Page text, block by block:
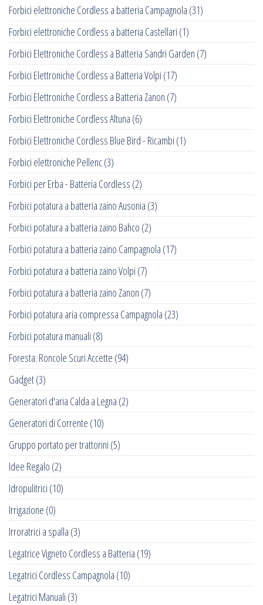
Forbici elettroniche Cordless a batteria Campagnola (31)
Forbici elettroniche Cordless a batteria Castellari (1)
Forbici Elettroniche Cordless a Batteria Sandri Garden (7)
Forbici Elettroniche Cordless a Batteria Volpi (17)
Forbici Elettroniche Cordless a Batteria Zanon (7)
Forbici Elettroniche Cordless Altuna (6)
Forbici Elettroniche Cordless Blue Bird - Ricambi (1)
Forbici elettroniche Pellenc(3)
Forbici per Erba - Batteria Cordless (2)
Forbici potatura a batteria zaino Ausonia (3)
Forbici potatura a batteria zaino Bahco (2)
Forbici potatura a batteria zaino Campagnola (17)
Forbici potatura a batteria zaino Volpi (7)
Forbici potatura a batteria zaino Zanon (7)
Forbici potatura aria compressa Campagnola (23)
Forbici potatura manuali (8)
Foresta: Roncole Scuri Accette (94)
Gadget(3)
Generatori d'aria Calda a Legna (2)
Generatori di Corrente (10)
Gruppo portato per trattorini (5)
Idee Regalo (2)
Idropulitrici (10)
Irrigazione (0)
Irroratrici a spalla (3)
Legatrice Vigneto Cordless a Batteria (19)
Legatrici Cordless Campagnola (10)
Legatrici Manuali (3)